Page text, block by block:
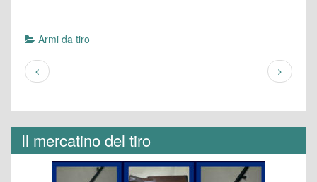
Armi da tiro
Il mercatino del tiro